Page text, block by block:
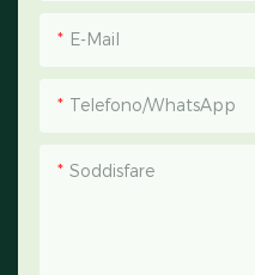
E-Mail
Telefono/WhatsApp
Soddisfare